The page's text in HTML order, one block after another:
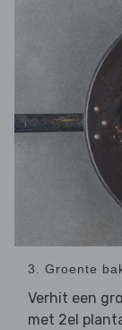
3. Groente
Verhit een
met 2el